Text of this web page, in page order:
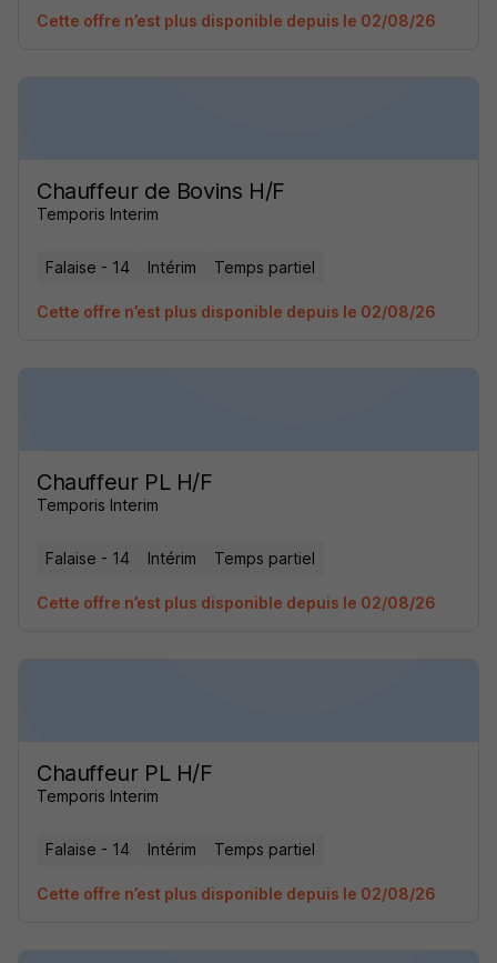
Cette offre n’est plus disponible depuis le 02/08/26
Chauffeur de Bovins H/F
Temporis Interim
Falaise - 14 Intérim Temps partiel
Cette offre n’est plus disponible depuis le 02/08/26
Chauffeur PL H/F
Temporis Interim
Falaise - 14 Intérim Temps partiel
Cette offre n’est plus disponible depuis le 02/08/26
Chauffeur PL H/F
Temporis Interim
Falaise - 14 Intérim Temps partiel
Cette offre n’est plus disponible depuis le 02/08/26